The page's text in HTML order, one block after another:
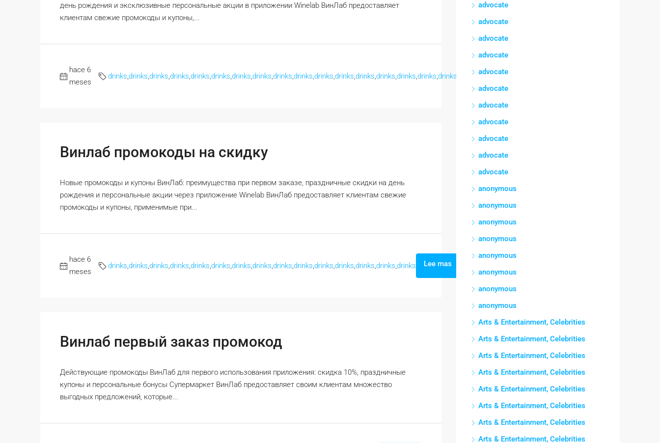
день рождения и эксклюзивные персональные акции в приложении Winelab ВинЛаб предоставляет
клиентам свежие промокоды и купоны,...
hace 6
meses
drinks drinks drinks drinks drinks drinks drinks drinks drinks drinks drinks drinks drinks drinks drinks drinks drinks drinks ,drinks,drinks
Винлаб промокоды на скидку
Новые промокоды и купоны ВинЛаб: преимущества при первом заказе, праздничные скидки на день
рождения и персональные акции через приложение Winelab ВинЛаб предоставляет клиентам свежие
промокоды и купоны, применимые при...
hace 6
meses
drinks drinks drinks drinks drinks drinks drinks drinks drinks drinks drinks drinks drinks drinks drinks Lee mas
Винлаб первый заказ промокод
Действующие промокоды ВинЛаб для первого использования приложения: скидка 10%, праздничные
купоны и персональные бонусы Супермаркет ВинЛаб предоставляет своим клиентам множество
выгодных предложений, которые...
advocate
advocate
advocate
advocate
advocate
advocate
advocate
advocate
advocate
advocate
advocate
anonymous
anonymous
anonymous
anonymous
anonymous
anonymous
anonymous
anonymous
Arts & Entertainment, Celebrities
Arts & Entertainment, Celebrities
Arts & Entertainment, Celebrities
Arts & Entertainment, Celebrities
Arts & Entertainment, Celebrities
Arts & Entertainment, Celebrities
Arts & Entertainment, Celebrities
Arts & Entertainment, Celebrities